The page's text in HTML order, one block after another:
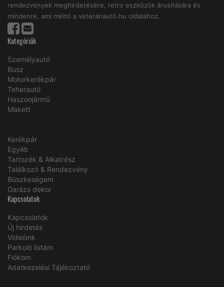
rendezvények meghirdetésére, retro eszközök árusítására és
mindenre, ami méltó a veteránautó.hu oldalához.
Kategóriák
Személyautó
Busz
Motorkerékpár
Teherautó
Haszonjármű
Makett
Kerékpár
Egyéb
Tartozék & Alkatrész
Találkozó & Rendezvény
Büszkeségem
Garázs dekor
Kapcsolatok
Kapcsolatok
Új hirdetés
Videóink
Parkoló listám
Fiókom
Adatkezelési Tájékoztató